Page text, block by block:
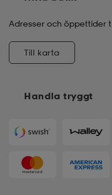
Handla tryggt
Adresser och öppettider
Till karta